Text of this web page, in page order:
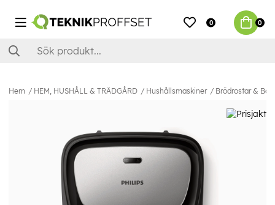
0 0
Hem HEM, HUSHÅLL & TRÄDGÅRD Hushållsmaskiner Brödrostar &